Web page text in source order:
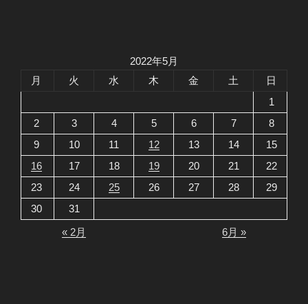
2022年5月
月
火 水 木 金 土
日
1
2
3 4 5 6 7
8
9
10 11 12 13 14
15
16
17 18 19 20 21
22
23
24 25 26 27 28
29
30
31
« 2月
6月 »